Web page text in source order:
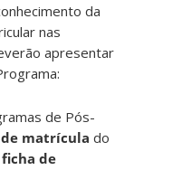
da
nas
apresentar
de Pós-
matrícula do
ficha de